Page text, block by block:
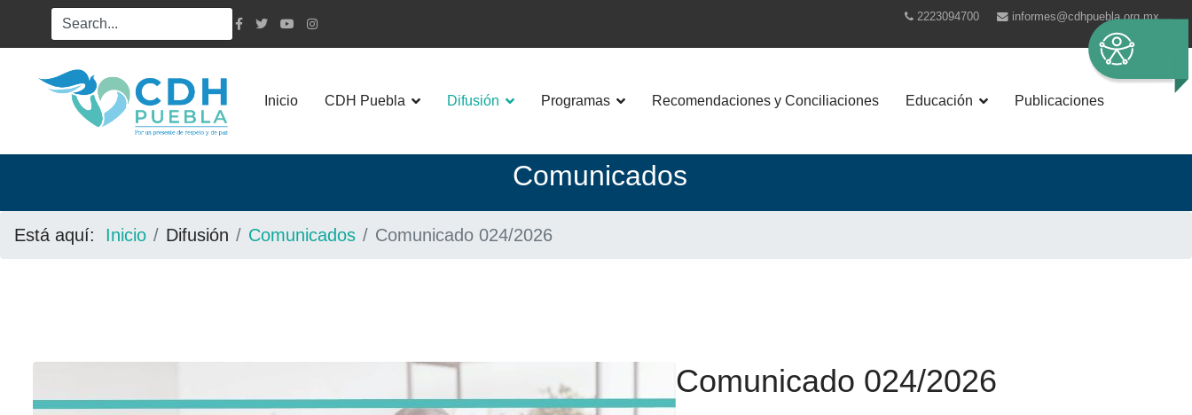
2223094700 informes@cdhpuebla.org.mx
Inicio CDH Puebla Difusión Programas Recomendaciones y Conciliaciones Educación Publicaciones
Comunicados
Está aquí: Inicio Difusión Comunicados Comunicado 024/2026
Comunicado 024/2026